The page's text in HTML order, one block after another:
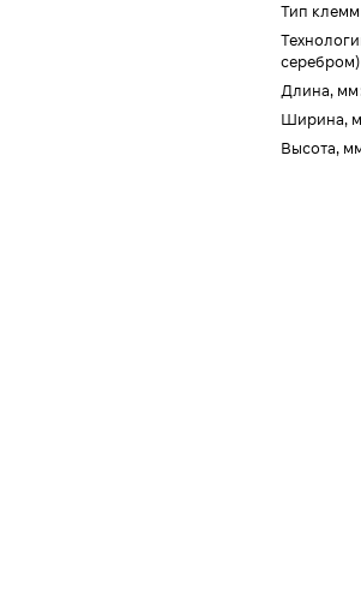
Тип клемм
серебром)
Длина, мм
Ширина,
Высота,